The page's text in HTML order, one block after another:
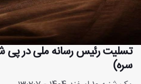
تسلیت رئیس رسانه ملی در پی
سره)